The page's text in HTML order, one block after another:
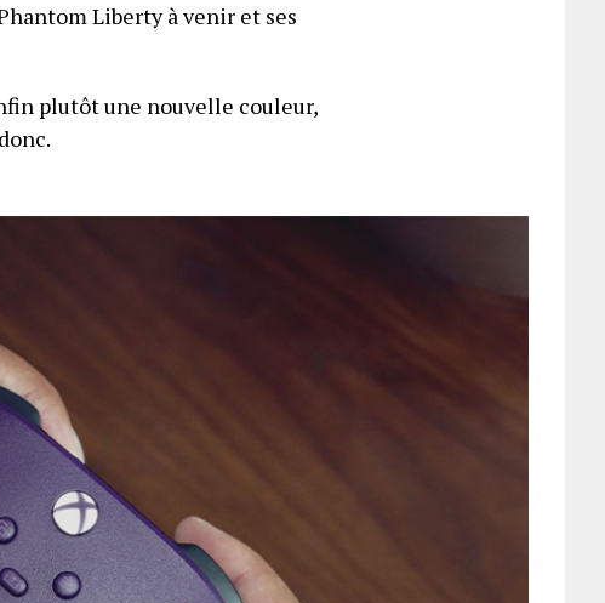
Liberty à venir et ses
plutôt une nouvelle couleur,